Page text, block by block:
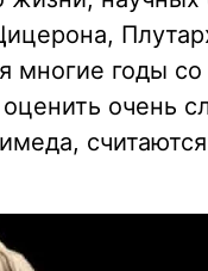
многие годы
очень
считаются